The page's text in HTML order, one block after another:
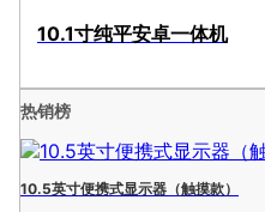
10.1寸纯平安卓一体机
热销榜
10.5英寸便携式显示器（触摸款）